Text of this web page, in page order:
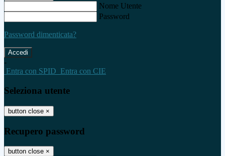
Nome Utente
Password
Password dimenticata?
-
Entra con SPID Entra con CIE
Seleziona utente
button close ×
Recupero password
button close ×